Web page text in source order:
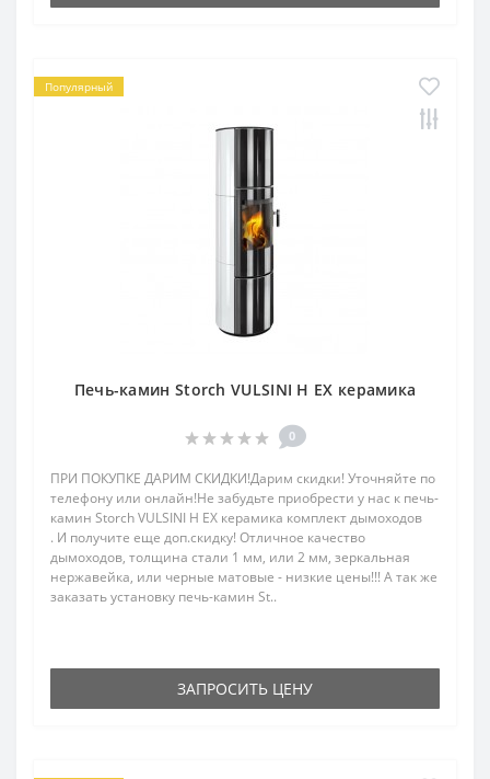
Популярный
Печь-камин Storch VULSINI H EX керамика
0
ПРИ ПОКУПКЕ ДАРИМ СКИДКИ!Дарим скидки! Уточняйте по
телефону или онлайн!Не забудьте приобрести у нас к печь-
камин Storch VULSINI H EX керамика комплект дымоходов
. И получите еще доп.скидку! Отличное качество
дымоходов, толщина стали 1 мм, или 2 мм, зеркальная
нержавейка, или черные матовые - низкие цены!!! А так же
заказать установку печь-камин St..
ЗАПРОСИТЬ ЦЕНУ